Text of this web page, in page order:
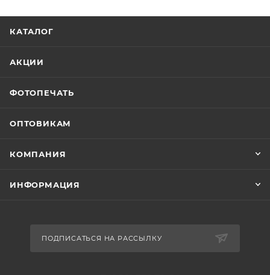
КАТАЛОГ
АКЦИИ
ФОТОПЕЧАТЬ
ОПТОВИКАМ
КОМПАНИЯ
ИНФОРМАЦИЯ
ПОДПИСАТЬСЯ НА РАССЫЛКУ